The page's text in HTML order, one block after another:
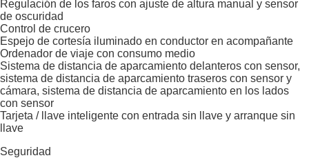
Regulación de los faros con ajuste de altura manual y sensor
de oscuridad
Control de crucero
Espejo de cortesía iluminado en conductor en acompañante
Ordenador de viaje con consumo medio
Sistema de distancia de aparcamiento delanteros con sensor,
sistema de distancia de aparcamiento traseros con sensor y
cámara, sistema de distancia de aparcamiento en los lados
con sensor
Tarjeta / llave inteligente con entrada sin llave y arranque sin
llave
Seguridad